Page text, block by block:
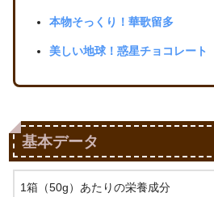
本物そっくり！華歌留多
美しい地球！惑星チョコレート
基本データ
1箱（50g）あたりの栄養成分